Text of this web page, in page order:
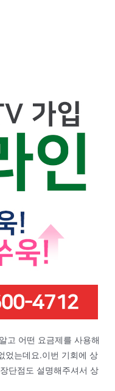
고 어떤 요금제를 사용해
었는데요.이번 기회에 상
단점도 설명해주셔서 상